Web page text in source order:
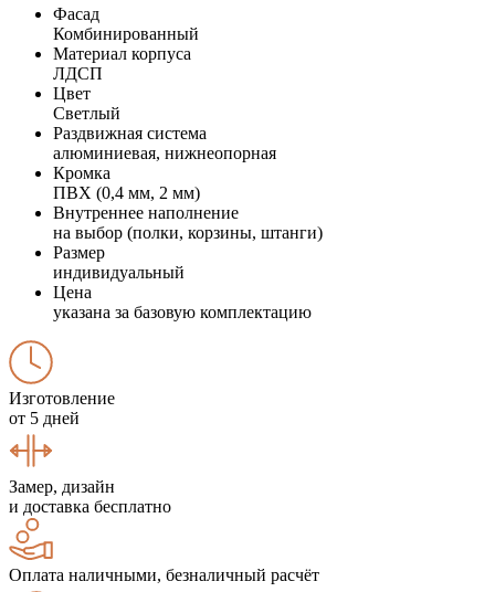
Фасад
Комбинированный
Материал корпуса
ЛДСП
Цвет
Светлый
Раздвижная система
алюминиевая, нижнеопорная
Кромка
ПВХ (0,4 мм, 2 мм)
Внутреннее наполнение
на выбор (полки, корзины, штанги)
Размер
индивидуальный
Цена
указана за базовую комплектацию
Изготовление
от 5 дней
Замер, дизайн
и доставка бесплатно
Оплата наличными, безналичный расчёт